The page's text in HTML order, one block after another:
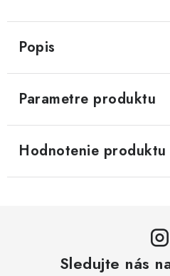
Popis
Parametre produktu
Hodnotenie produktu
Sledujte nás